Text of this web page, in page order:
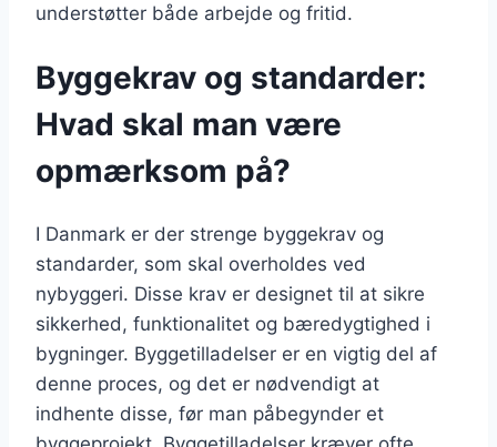
understøtter både arbejde og fritid.
Byggekrav og standarder:
Hvad skal man være
opmærksom på?
I Danmark er der strenge byggekrav og
standarder, som skal overholdes ved
nybyggeri. Disse krav er designet til at sikre
sikkerhed, funktionalitet og bæredygtighed i
bygninger. Byggetilladelser er en vigtig del af
denne proces, og det er nødvendigt at
indhente disse, før man påbegynder et